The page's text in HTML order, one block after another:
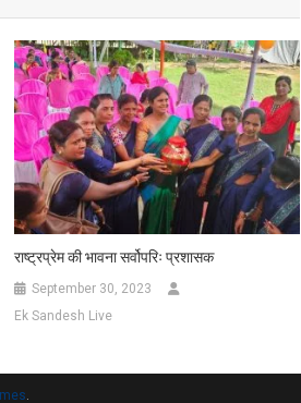
राष्ट्रप्रेम की भावना सर्वोपरिः प्रशासक
September 30, 2023
Ek Sandesh Live
.